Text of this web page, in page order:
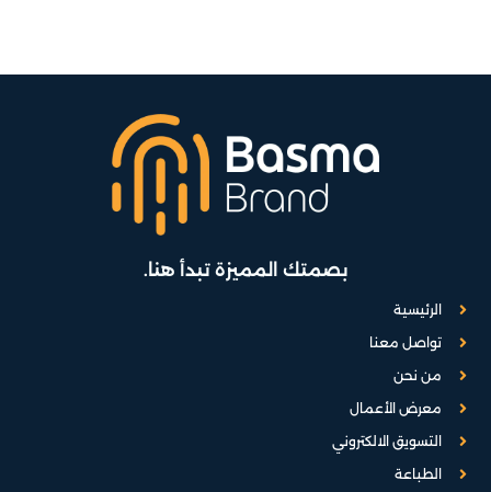
بصمتك المميزة تبدأ هنا.
الرئيسية
تواصل معنا
من نحن
معرض الأعمال
التسويق الالكتروني
الطباعة